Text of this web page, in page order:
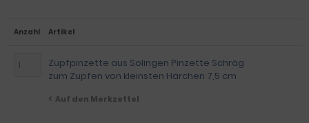
Anzahl Artikel
Zupfpinzette aus Solingen Pinzette Schräg
zum Zupfen von kleinsten Härchen 7,5 cm
Auf den Merkzettel